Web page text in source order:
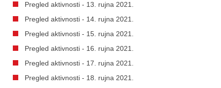
Pregled aktivnosti - 13. rujna 2021.
Pregled aktivnosti - 14. rujna 2021.
Pregled aktivnosti - 15. rujna 2021.
Pregled aktivnosti - 16. rujna 2021.
Pregled aktivnosti - 17. rujna 2021.
Pregled aktivnosti - 18. rujna 2021.